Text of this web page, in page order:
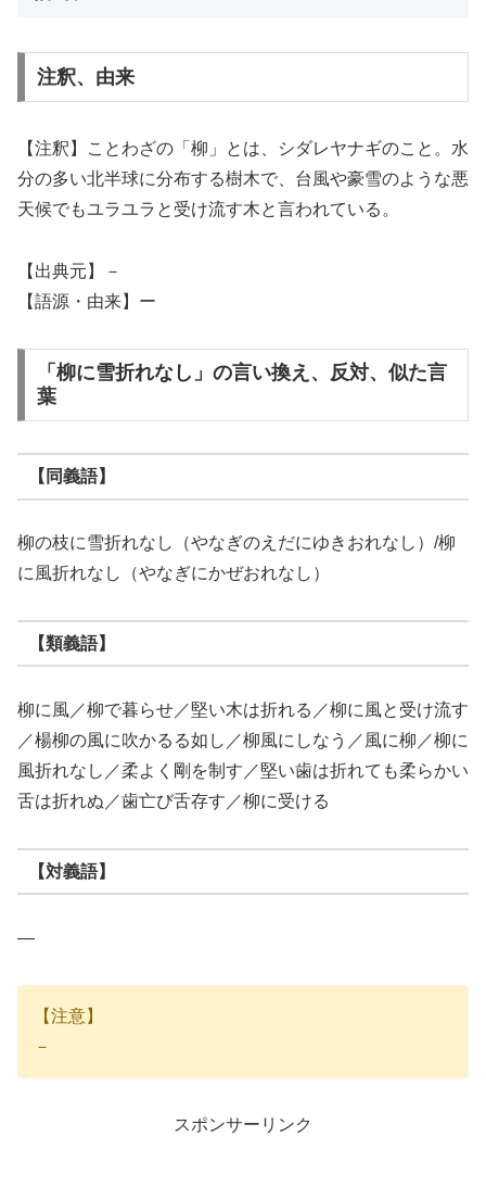
注釈、由来
【注釈】ことわざの「柳」とは、シダレヤナギのこと。水
分の多い北半球に分布する樹木で、台風や豪雪のような悪
天候でもユラユラと受け流す木と言われている。
【出典元】－
【語源・由来】ー
「柳に雪折れなし」の言い換え、反対、似た言
葉
【同義語】
柳の枝に雪折れなし（やなぎのえだにゆきおれなし）/柳
に風折れなし（やなぎにかぜおれなし）
【類義語】
柳に風／柳で暮らせ／堅い木は折れる／柳に風と受け流す
／楊柳の風に吹かるる如し／柳風にしなう／風に柳／柳に
風折れなし／柔よく剛を制す／堅い歯は折れても柔らかい
舌は折れぬ／歯亡び舌存す／柳に受ける
【対義語】
―
【注意】
－
スポンサーリンク